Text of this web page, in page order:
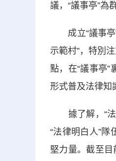
議，“議事亭”為
成立“議事亭”
示範村”，特別
點，在“議事亭
形式普及法律知
據了解，“法
“法律明白人”
堅力量。截至目